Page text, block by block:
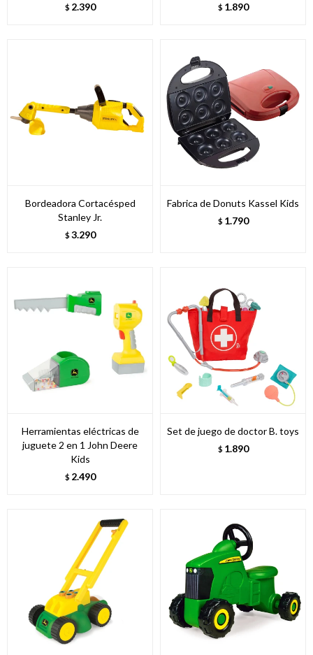
$ 2.390 $ 1.890
Bordeadora Cortacésped
Stanley Jr.
$ 3.290
Fabrica de Donuts Kassel Kids
$ 1.790
Herramientas eléctricas de
juguete 2 en 1 John Deere
Kids
$ 2.490
Set de juego de doctor B. toys
$ 1.890